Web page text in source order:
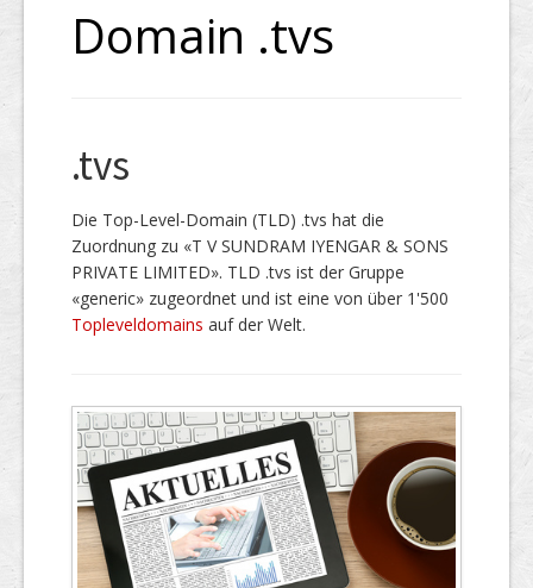
Domain .tvs
.tvs
Die Top-Level-Domain (TLD) .tvs hat die
Zuordnung zu «T V SUNDRAM IYENGAR & SONS
PRIVATE LIMITED». TLD .tvs ist der Gruppe
«generic» zugeordnet und ist eine von über 1'500
Topleveldomains auf der Welt.